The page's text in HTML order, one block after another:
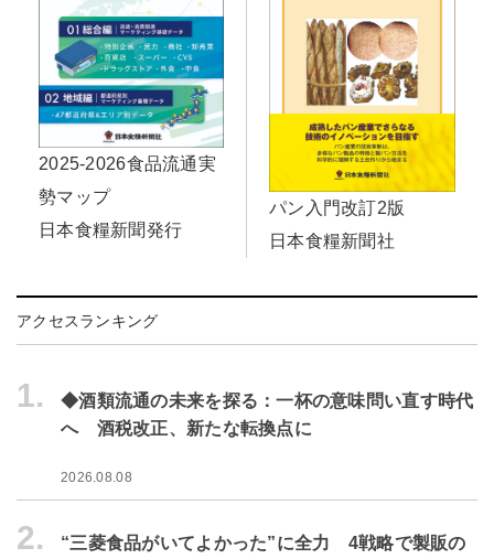
2025-2026食品流通実
勢マップ
日本食糧新聞発行
パン入門改訂2版
日本食糧新聞社
アクセスランキング
1.
◆酒類流通の未来を探る：一杯の意味問い直す時代
へ 酒税改正、新たな転換点に
2026.08.08
2.
“三菱食品がいてよかった”に全力 4戦略で製販の